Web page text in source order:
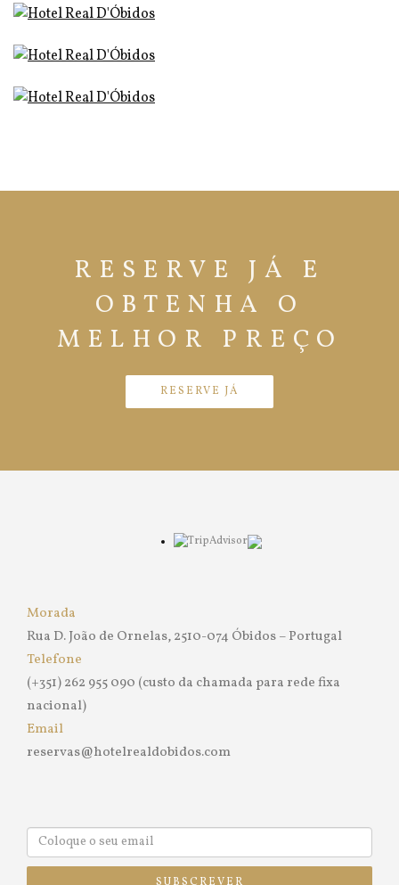
RESERVE JÁ E
OBTENHA O
MELHOR PREÇO
RESERVE JÁ
Morada
Rua D. João de Ornelas, 2510-074 Óbidos – Portugal
Telefone
(+351) 262 955 090 (custo da chamada para rede fixa
nacional)
Email
reservas@hotelrealdobidos.com
SUBSCREVER